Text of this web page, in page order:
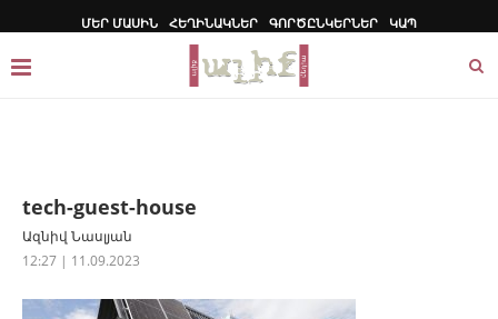
ՄԵՐ ՄԱՍԻՆ ՀԵՂԻՆԱԿՆԵՐ ԳՈՐԾԸՆԿԵՐՆԵՐ ԿԱՊ
tech-guest-house
Ազնիվ Նասլյան
12:27 | 11.09.2023